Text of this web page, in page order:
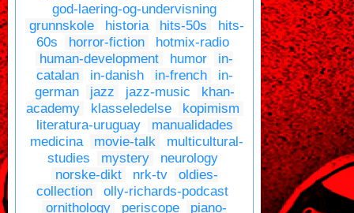
god-laering-og-undervisning
grunnskole
historia hits-50s
hits-
60s
horror-fiction
hotmix-radio
human-development
humor
in-
catalan
in-danish in-french
in-
german
jazz jazz-music
khan-
academy
klasseledelse
kopimism
literatura-uruguay
manualidades
medicina
movie-talk
multicultural-
studies
mystery
neurology
norske-dikt
nrk-tv
oldies-
collection
olly-richards-podcast
ornithology
periscope
piano-